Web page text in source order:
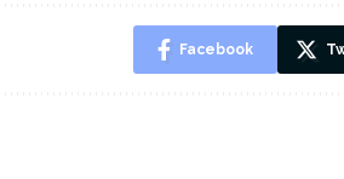
Facebook